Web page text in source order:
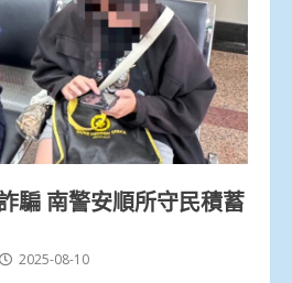
騙 南警安順所守民積蓄
2025-08-10